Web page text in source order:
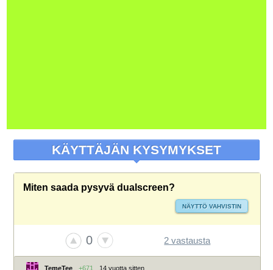
KÄYTTÄJÄN KYSYMYKSET
Miten saada pysyvä dualscreen?
NÄYTTÖ VAHVISTIN
0 2 vastausta
TemeTee +671 14 vuotta sitten